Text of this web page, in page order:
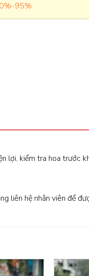
95%
lợi, kiểm tra hoa trước
liên hệ nhân viên để